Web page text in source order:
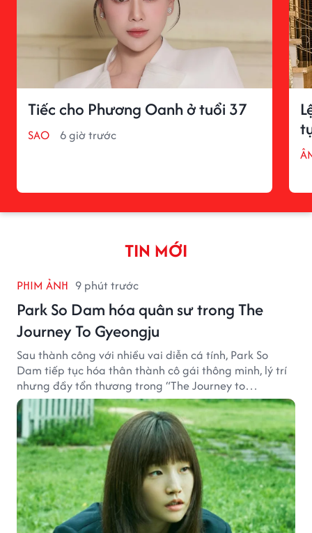
Tiếc cho Phương Oanh ở tuổi 37
SAO 6 giờ trước
TIN MỚI
PHIM ẢNH 9 phút trước
Park So Dam hóa quân sư trong The
Journey To Gyeongju
Sau thành công với nhiều vai diễn cá tính, Park So
Dam tiếp tục hóa thân thành cô gái thông minh, lý trí
nhưng đầy tổn thương trong “The Journey to
Gyeongju”.